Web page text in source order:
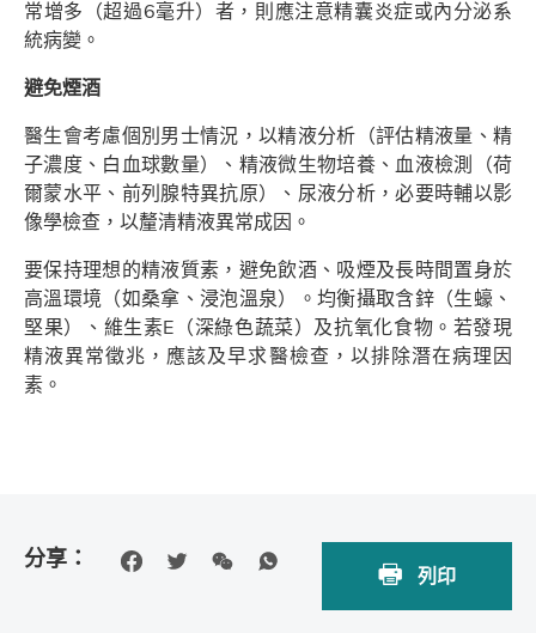
常增多（超過6毫升）者，則應注意精囊炎症或內分泌系
統病變。
避免煙酒
醫生會考慮個別男士情況，以精液分析（評估精液量、精
子濃度、白血球數量）、精液微生物培養、血液檢測（荷
爾蒙水平、前列腺特異抗原）、尿液分析，必要時輔以影
像學檢查，以釐清精液異常成因。
要保持理想的精液質素，避免飲酒、吸煙及長時間置身於
高溫環境（如桑拿、浸泡溫泉）。均衡攝取含鋅（生蠔、
堅果）、維生素E（深綠色蔬菜）及抗氧化食物。若發現
精液異常徵兆，應該及早求醫檢查，以排除潛在病理因
素。
分享：
列印